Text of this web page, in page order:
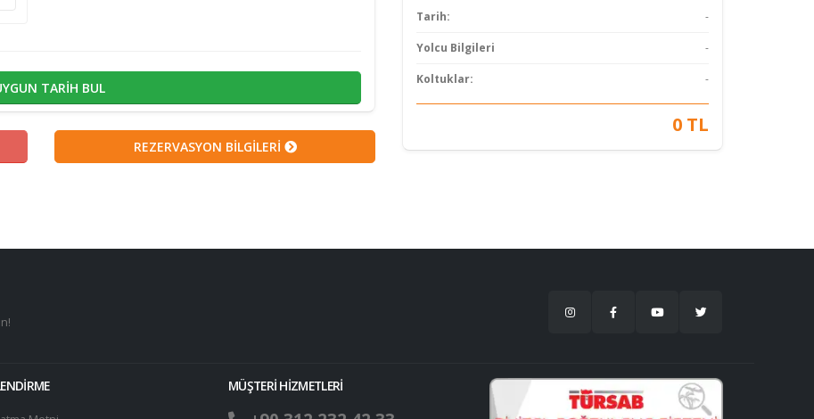
TARİH BUL
REZERVASYON BİLGİLERİ
Tarih: -
Yolcu Bilgileri -
Koltuklar: -
0 TL
MÜŞTERİ HİZMETLERİ